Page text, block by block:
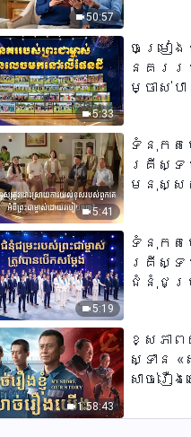
50:57
ម្ចាស់
5:33
ចម្រៀង
នគររ
ម្ចាស់ប
5:41
ទំនុកត
គ្រីស្ទ
មនុស្សគួ
ដោយរប
នៃការ
២០២៦
5:19
ទំនុកត
គ្រីស្ទ
ជំនុំជម្
1:58:43
ខ្សែភ
ស្ទាន
សាច់រឿង
Our Life